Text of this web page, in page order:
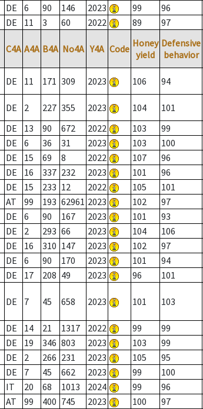
DE 6 90 146 2023 99 96
DE 11 3 60 2022 89 97
C4A A4A B4A No4A Y4A Code Honey
yield
Defensive
behavior
DE 11 171 309 2023 106 94
DE 2 227 355 2023 104 101
DE 13 90 672 2022 103 99
DE 6 36 31 2023 103 100
DE 15 69 8 2022 107 96
DE 16 337 232 2023 101 96
DE 15 233 12 2022 105 101
AT 99 193 62961 2023 102 97
DE 6 90 167 2023 101 93
DE 2 293 66 2023 104 106
DE 16 310 147 2023 102 97
DE 6 90 170 2023 101 94
DE 17 208 49 2023 96 101
DE 7 45 658 2023 101 103
DE 14 21 1317 2022 99 99
DE 19 346 803 2023 103 99
DE 2 266 231 2023 105 95
DE 7 45 662 2023 99 100
IT 20 68 1013 2024 99 96
AT 99 400 745 2023 100 97